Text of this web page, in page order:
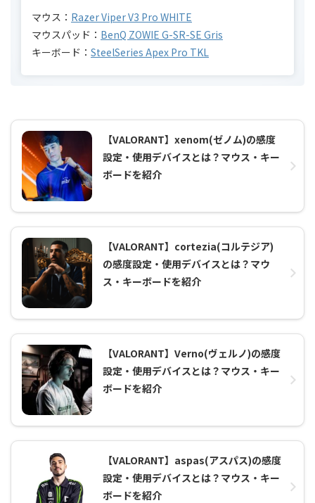
マウス： Razer Viper V3 Pro WHITE
マウスパッド： BenQ ZOWIE G-SR-SE Gris
キーボード： SteelSeries Apex Pro TKL
【VALORANT】xenom(ゼノム)の感度
設定・使用デバイスとは？マウス・キー
ボードを紹介
【VALORANT】cortezia(コルテジア)
の感度設定・使用デバイスとは？マウ
ス・キーボードを紹介
【VALORANT】Verno(ヴェルノ)の感度
設定・使用デバイスとは？マウス・キー
ボードを紹介
【VALORANT】aspas(アスパス)の感度
設定・使用デバイスとは？マウス・キー
ボードを紹介